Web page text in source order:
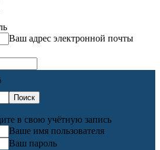
Ваш адрес электронной почты
в свою учётную запись
Ваше имя пользователя
Ваш пароль